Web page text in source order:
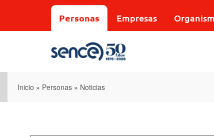
Personas Empresas
Inicio » Personas » Noticias